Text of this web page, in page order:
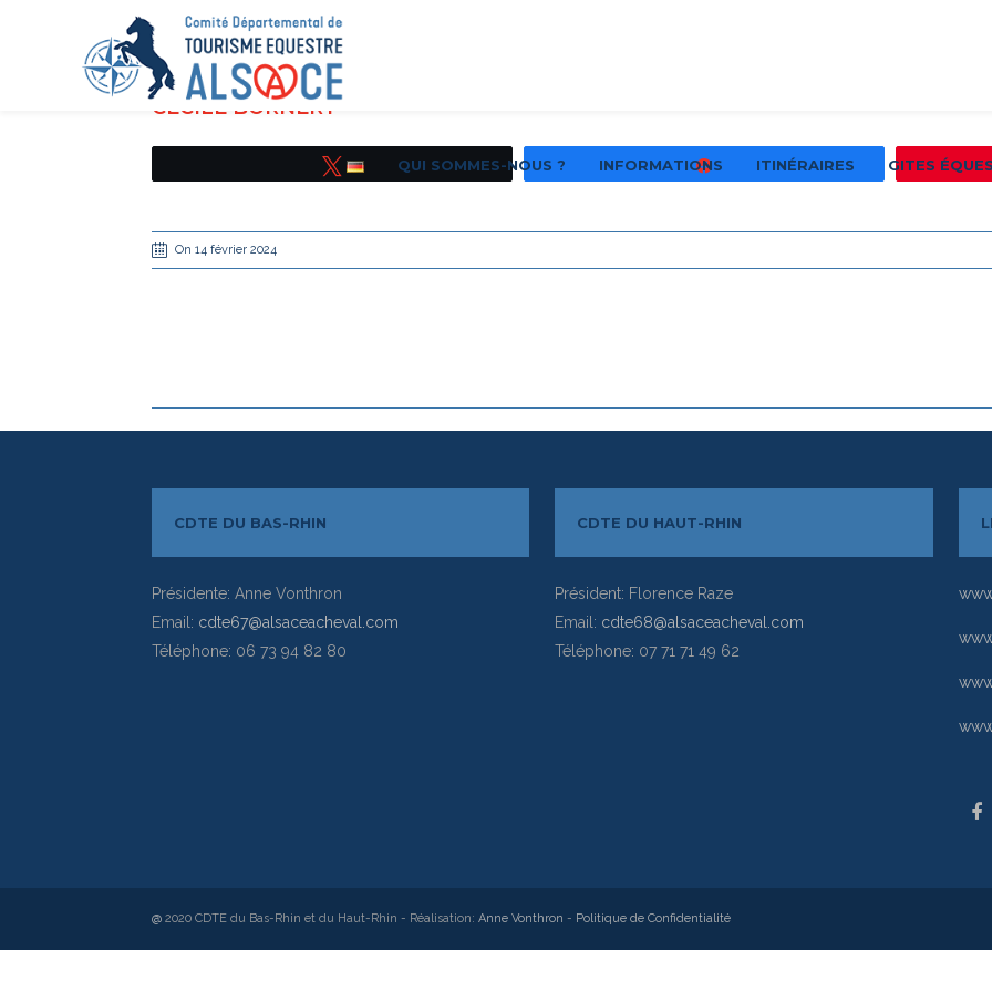
QUI SOMMES-NOUS ? INFORMATIONS ITINÉRAIRES GITES
CÉCILE BORNERT
Tweetez Partagez
On 14 février 2024
CDTE DU BAS-RHIN
Présidente: Anne Vonthron
Email: cdte67@alsaceacheval.com
Téléphone: 06 73 94 82 80
CDTE DU HAUT-RHIN
Président: Florence Raze
Email: cdte68@alsaceacheval.com
Téléphone: 07 71 71 49 62
@ 2020 CDTE du Bas-Rhin et du Haut-Rhin - Réalisation: Anne Vonthron - Politique de Confidentialité